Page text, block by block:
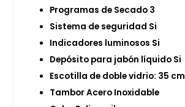
Programas de Secado 3
Sistema de seguridad Si
Indicadores luminosos Si
Depósito para jabón líquido Si
Escotilla de doble vidrio: 35 cm
Tambor Acero Inoxidable